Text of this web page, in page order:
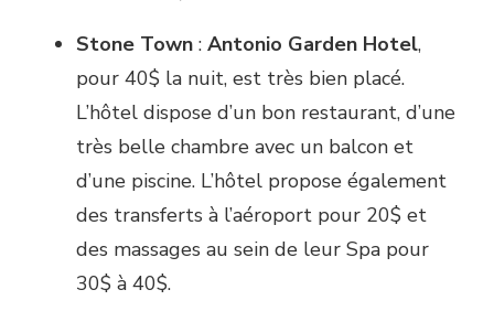
Stone Town : Antonio Garden Hotel,
pour 40$ la nuit, est très bien placé.
L’hôtel dispose d’un bon restaurant, d’une
très belle chambre avec un balcon et
d’une piscine. L’hôtel propose également
des transferts à l’aéroport pour 20$ et
des massages au sein de leur Spa pour
30$ à 40$.